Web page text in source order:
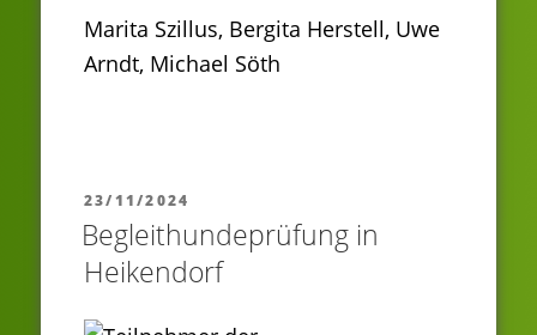
Marita Szillus, Bergita Herstell, Uwe
Arndt, Michael Söth
VERÖFFENTLICHT
AM
23/11/2024
Begleithundeprüfung in
Heikendorf